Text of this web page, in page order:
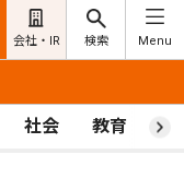
会社・IR 検索 Menu
社会 教育 ス